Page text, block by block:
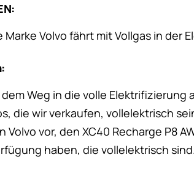
Marke Volvo fährt mit Vollgas in der
Weg in die volle Elektrifizierung
die wir verkaufen, vollelektrisch
Volvo vor, den XC40 Recharge P8
haben, die vollelektrisch sind.